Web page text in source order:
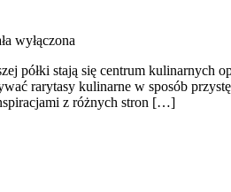
wyłączona
półki stają się centrum
rarytasy kulinarne w sposób
z różnych stron […]